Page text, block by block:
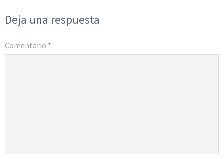
Deja una respuesta
Comentario *